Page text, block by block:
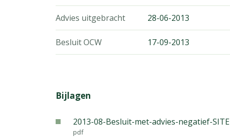
Advies uitgebracht 28-06-2013
Besluit OCW 17-09-2013
Bijlagen
2013-08-Besluit-met-advies-negatief-SITE
pdf